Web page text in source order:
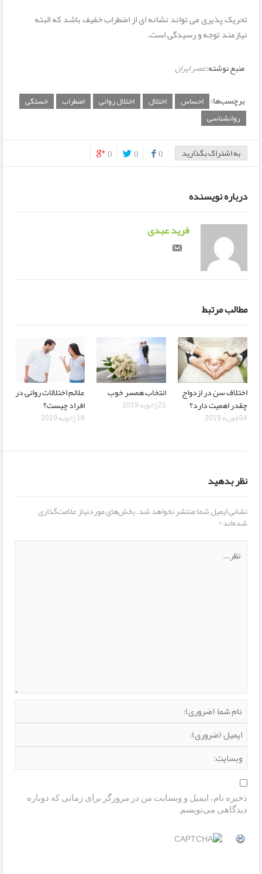
تحریک پذیری می تواند نشانه ای از اضطراب خفیف باشد که البته
نیازمند توجه و رسیدگی است.
منبع نوشته:عصر ایران
برچسب‌ها: احساس اختلال اختلال روانی اضطراب
خستگی
روانشناسی
به اشتراک بگذارید 0
0
0
درباره نویسنده
فرید عبدی
مطالب مرتبط
اختلاف سن در ازدواج
چقدر اهمیت دارد؟
04 فوریه 2019
انتخاب همسر خوب
21 ژانویه 2019
علائم اختلالات روانی در
افراد چیست؟
18 ژانویه 2019
نظر بدهید
نشانی ایمیل شما منتشر نخواهد شد.بخش‌های موردنیاز علامت‌گذاری
شده‌اند*
ذخیره نام، ایمیل و وبسایت من در مرورگر برای زمانی که دوباره
دیدگاهی می‌نویسم.